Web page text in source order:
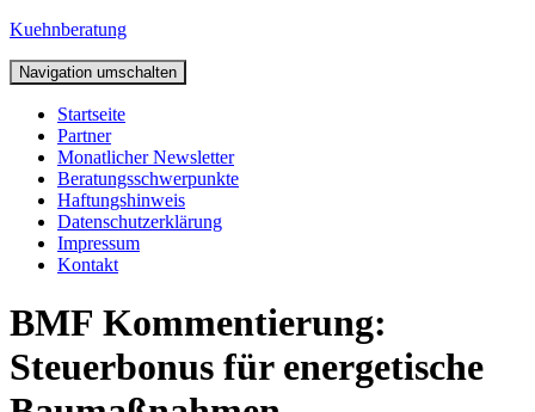
Kuehnberatung
Navigation umschalten
Startseite
Partner
Monatlicher Newsletter
Beratungsschwerpunkte
Haftungshinweis
Datenschutzerklärung
Impressum
Kontakt
BMF Kommentierung:
Steuerbonus für energetische